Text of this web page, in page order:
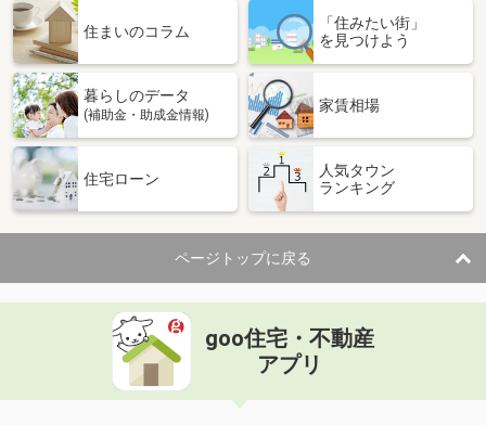
住まいのコラム
「住みたい街」
を見つけよう
暮らしのデータ
(補助金・助成金情報)
家賃相場
住宅ローン
人気タウン
ランキング
ページトップに戻る
goo住宅・不動産
アプリ